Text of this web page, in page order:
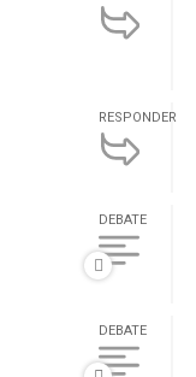
RESPONDER
DEBATE
DEBATE